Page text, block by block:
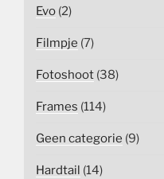
Evo (2)
Filmpje (7)
Fotoshoot (38)
Frames (114)
Geen categorie (9)
Hardtail (14)